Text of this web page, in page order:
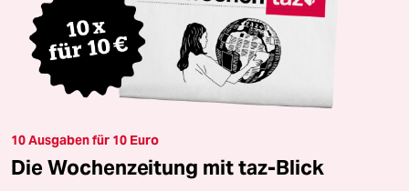
10 Ausgaben für 10 Euro
Die Wochenzeitung mit taz-Blick